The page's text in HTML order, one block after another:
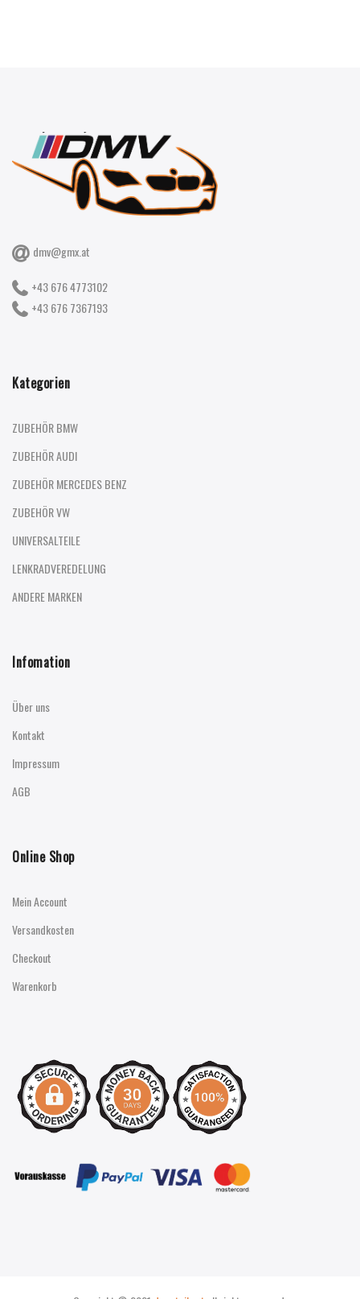
dmv@gmx.at
+43 676 4773102
+43 676 7367193
Kategorien
ZUBEHÖR BMW
ZUBEHÖR AUDI
ZUBEHÖR MERCEDES BENZ
ZUBEHÖR VW
UNIVERSALTEILE
LENKRADVEREDELUNG
ANDERE MARKEN
Infomation
Über uns
Kontakt
Impressum
AGB
Online Shop
Mein Account
Versandkosten
Checkout
Warenkorb